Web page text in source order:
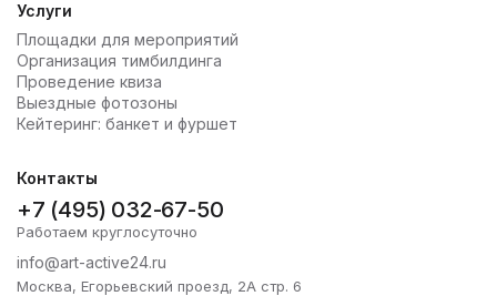
Услуги
Площадки для мероприятий
Организация тимбилдинга
Проведение квиза
Выездные фотозоны
Кейтеринг: банкет и фуршет
Контакты
+7 (495) 032-67-50
Работаем круглосуточно
info@art-active24.ru
Москва, Егорьевский проезд, 2А стр. 6